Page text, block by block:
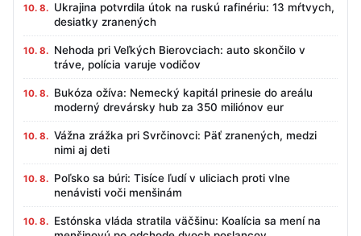
10. 8. Ukrajina potvrdila útok na ruskú rafinériu: 13 mŕtvych,
desiatky zranených
10. 8. Nehoda pri Veľkých Bierovciach: auto skončilo v
tráve, polícia varuje vodičov
10. 8. Bukóza ožíva: Nemecký kapitál prinesie do areálu
moderný drevársky hub za 350 miliónov eur
10. 8. Vážna zrážka pri Svrčinovci: Päť zranených, medzi
nimi aj deti
10. 8. Poľsko sa búri: Tisíce ľudí v uliciach proti vlne
nenávisti voči menšinám
10. 8. Estónska vláda stratila väčšinu: Koalícia sa mení na